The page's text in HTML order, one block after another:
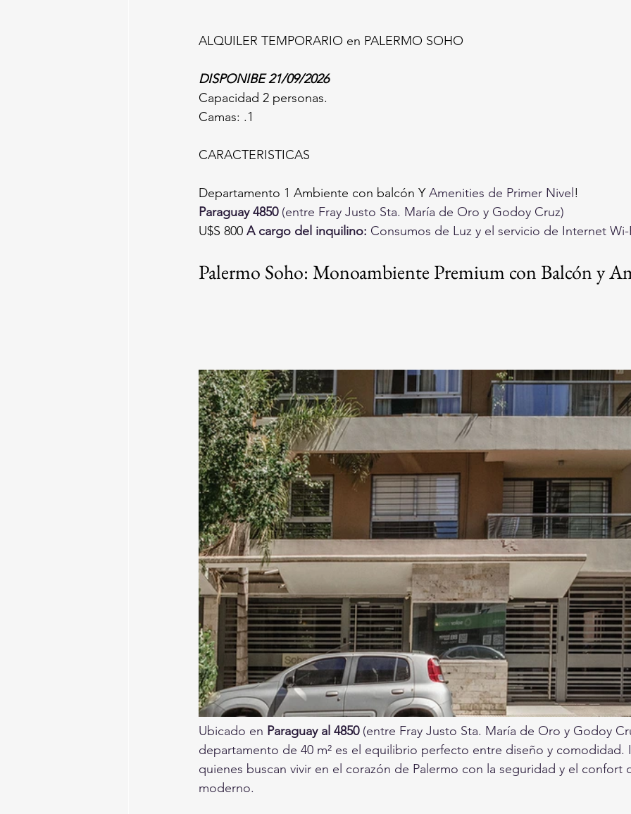
ALQUILER TEMPORARIO en PALERMO SOHO
DISPONIBE 21/09/2026
Capacidad 2 personas.
Camas: .1
CARACTERISTICAS
Departamento 1 Ambiente con balcón Y Amenities de Primer Nivel !
Paraguay 4850 (entre Fray Justo Sta. María de Oro y Godoy Cruz)
U$S 800 A cargo del inquilino: Consumos de Luz y el servicio de Internet
Palermo Soho: Monoambiente Premium con Balcón y
Ubicado en Paraguay al 4850 (entre Fray Justo Sta. María de Oro y Godoy
departamento de 40 m² es el equilibrio perfecto entre diseño y comodidad.
quienes buscan vivir en el corazón de Palermo con la seguridad y el
moderno.